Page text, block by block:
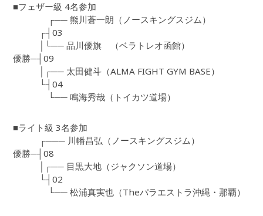
■フェザー級 4名参加
┌── 熊川蒼一朗（ノースキングスジム）
┌┤03
│└── 品川優旗 （ベラトレオ函館）
優勝─┤09
│┌── 太田健斗（ALMA FIGHT GYM BASE）
└┤04
└── 鳴海秀哉（トイカツ道場）
■ライト級 3名参加
┌─── 川幡昌弘（ノースキングスジム）
優勝─┤08
│┌── 目黒大地（ジャクソン道場）
└┤02
└── 松浦真実也（Theパラエストラ沖縄・那覇）